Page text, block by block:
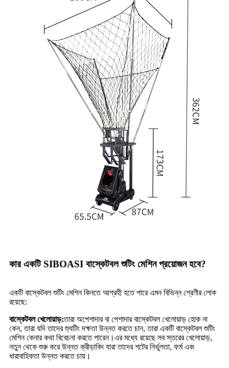
কার একটি SIBOASI বাস্কেটবল শুটিং মেশিন প্রয়োজন হবে?
একটি বাস্কেটবল শুটিং মেশিন কিনতে আগ্রহী হতে পারে এমন বিভিন্ন শ্রেণীর লোক
রয়েছে:
বাস্কেটবল খেলোয়াড়:তারা অপেশাদার বা পেশাদার বাস্কেটবল খেলোয়াড় হোক না
কেন, তারা যদি তাদের শ্যুটিং দক্ষতা উন্নত করতে চান, তারা একটি বাস্কেটবল শুটিং
মেশিন কেনার কথা বিবেচনা করতে পারেন।এর মধ্যে রয়েছে সব স্তরের খেলোয়াড়,
নতুন থেকে শুরু করে উন্নত ক্রীড়াবিদ যারা তাদের শটের নির্ভুলতা, ফর্ম এবং
ধারাবাহিকতা উন্নত করতে চায়।